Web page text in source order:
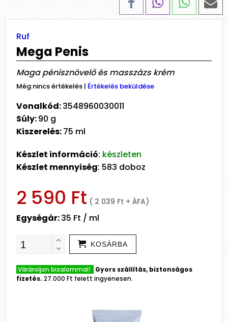
Ruf
Mega Penis
Maga pénisznövelő és masszázs krém
Még nincs értékelés | Értékelés beküldése
Vonalkód:3548960030011
Súly:90 g
Kiszerelés:75 ml
Készlet információ: készleten
Készlet mennyiség: 583 doboz
2 590 Ft ( 2 039 Ft + ÁFA)
Egységár:35 Ft / ml
KOSÁRBA
Várároljon bizalommal! Gyors szállítás, biztonságos
fizetés. 27.000 Ft felett ingyenesen.